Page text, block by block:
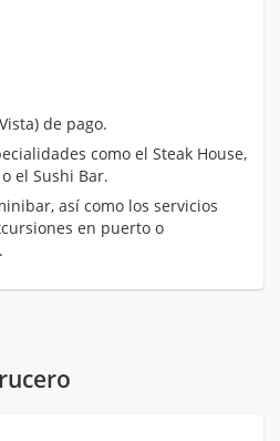
de pago.
como el Steak House,
el Sushi Bar.
así como los servicios
en puerto o